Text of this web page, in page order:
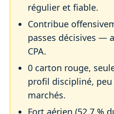
régulier et fiable.
Contribue
passes décisives —
CPA.
0 carton rouge,
profil discipliné,
marchés.
Fort aérien (52,7 %